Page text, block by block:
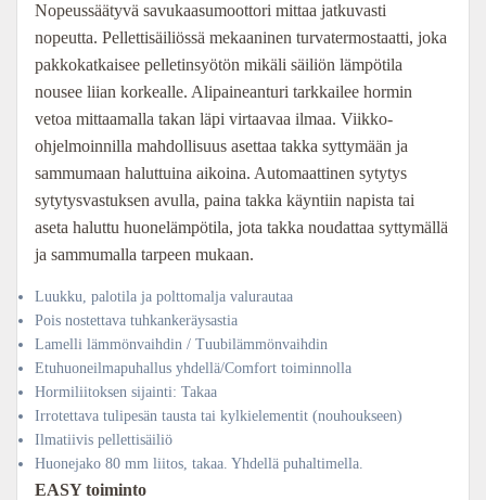
Nopeussäätyvä savukaasumoottori mittaa jatkuvasti
nopeutta. Pellettisäiliössä mekaaninen turvatermostaatti, joka
pakkokatkaisee pelletinsyötön mikäli säiliön lämpötila
nousee liian korkealle. Alipaineanturi tarkkailee hormin
vetoa mittaamalla takan läpi virtaavaa ilmaa. Viikko-
ohjelmoinnilla mahdollisuus asettaa takka syttymään ja
sammumaan haluttuina aikoina. Automaattinen sytytys
sytytysvastuksen avulla, paina takka käyntiin napista tai
aseta haluttu huonelämpötila, jota takka noudattaa syttymällä
ja sammumalla tarpeen mukaan.
Luukku, palotila ja polttomalja valurautaa
Pois nostettava tuhkankeräysastia
Lamelli lämmönvaihdin / Tuubilämmönvaihdin
Etuhuoneilmapuhallus yhdellä/Comfort toiminnolla
Hormiliitoksen sijainti: Takaa
Irrotettava tulipesän tausta tai kylkielementit (nouhoukseen)
Ilmatiivis pellettisäiliö
Huonejako 80 mm liitos, takaa. Yhdellä puhaltimella.
EASY toiminto